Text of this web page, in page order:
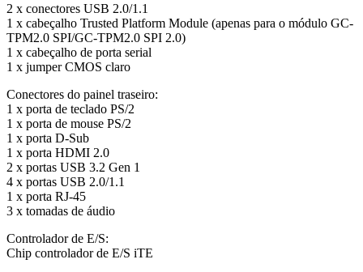
2 x conectores USB 2.0/1.1
1 x cabeçalho Trusted Platform Module (apenas para o módulo GC-
TPM2.0 SPI/GC-TPM2.0 SPI 2.0)
1 x cabeçalho de porta serial
1 x jumper CMOS claro
Conectores do painel traseiro:
1 x porta de teclado PS/2
1 x porta de mouse PS/2
1 x porta D-Sub
1 x porta HDMI 2.0
2 x portas USB 3.2 Gen 1
4 x portas USB 2.0/1.1
1 x porta RJ-45
3 x tomadas de áudio
Controlador de E/S:
Chip controlador de E/S iTE